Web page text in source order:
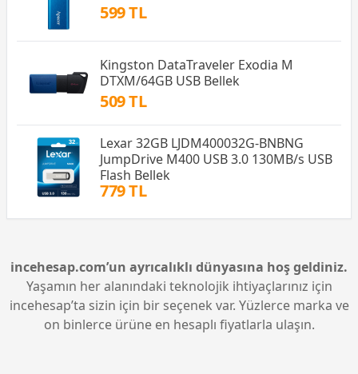
599 TL
Kingston DataTraveler Exodia M
DTXM/64GB USB Bellek
509 TL
Lexar 32GB LJDM400032G-BNBNG
JumpDrive M400 USB 3.0 130MB/s USB
Flash Bellek
779 TL
incehesap.com’un ayrıcalıklı dünyasına hoş geldiniz.
Yaşamın her alanındaki teknolojik ihtiyaçlarınız için
incehesap’ta sizin için bir seçenek var. Yüzlerce marka ve
on binlerce ürüne en hesaplı fiyatlarla ulaşın.